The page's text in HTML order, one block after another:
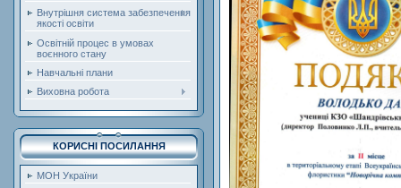
Внутрішня система забезпечення
якості освіти
Освітній процес в умовах
воєнного стану
Навчальні плани
Виховна робота
КОРИСНІ ПОСИЛАННЯ
МОН України